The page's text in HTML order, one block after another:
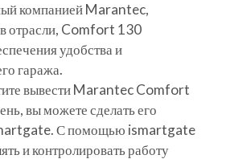
компанией Marantec,
отрасли, Comfort 130
удобства и
гаража.
вывести Marantec Comfort
вы можете сделать его
С помощью ismartgate
и контролировать работу